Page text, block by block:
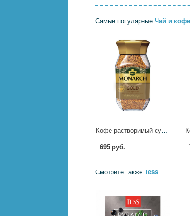
Самые популярные Чай и кофе
Кофе растворимый сублимированный Monarch Gold, 95гр ст/б 708697 4000691
695 руб.
Смотрите также Tess